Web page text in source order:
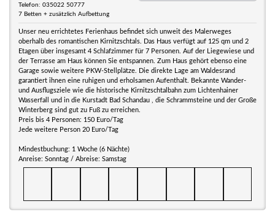
Telefon: 035022 50777
7 Betten + zusätzlich Aufbettung
Unser neu errichtetes Ferienhaus befindet sich unweit des Malerweges
oberhalb des romantischen Kirnitzschtals. Das Haus verfügt auf 125 qm und 2
Etagen über insgesamt 4 Schlafzimmer für 7 Personen. Auf der Liegewiese und
der Terrasse am Haus können Sie entspannen. Zum Haus gehört ebenso eine
Garage sowie weitere PKW-Stellplätze. Die direkte Lage am Waldesrand
garantiert ihnen eine ruhigen und erholsamen Aufenthalt. Bekannte Wander-
und Ausflugsziele wie die historische Kirnitzschtalbahn zum Lichtenhainer
Wasserfall und in die Kurstadt Bad Schandau , die Schrammsteine und der Große
Winterberg sind gut zu Fuß zu erreichen.
Preis bis 4 Personen: 150 Euro/Tag
Jede weitere Person 20 Euro/Tag
Mindestbuchung: 1 Woche (6 Nächte)
Anreise: Sonntag / Abreise: Samstag